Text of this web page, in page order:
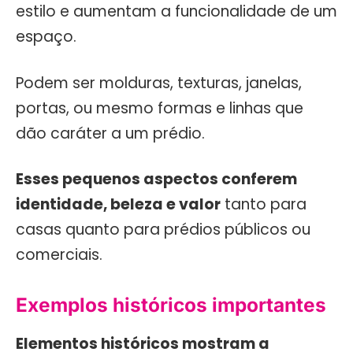
estilo e aumentam a funcionalidade de um
espaço.
Podem ser molduras, texturas, janelas,
portas, ou mesmo formas e linhas que
dão caráter a um prédio.
Esses pequenos aspectos conferem
identidade, beleza e valor tanto para
casas quanto para prédios públicos ou
comerciais.
Exemplos históricos importantes
Elementos históricos mostram a